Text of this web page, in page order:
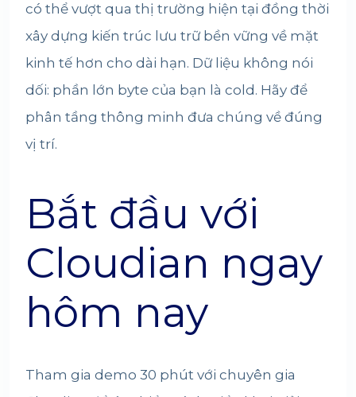
có thể vượt qua thị trường hiện tại đồng thời
xây dựng kiến trúc lưu trữ bền vững về mặt
kinh tế hơn cho dài hạn. Dữ liệu không nói
dối: phần lớn byte của bạn là cold. Hãy để
phân tầng thông minh đưa chúng về đúng
vị trí.
Bắt đầu với
Cloudian ngay
hôm nay
Tham gia demo 30 phút với chuyên gia